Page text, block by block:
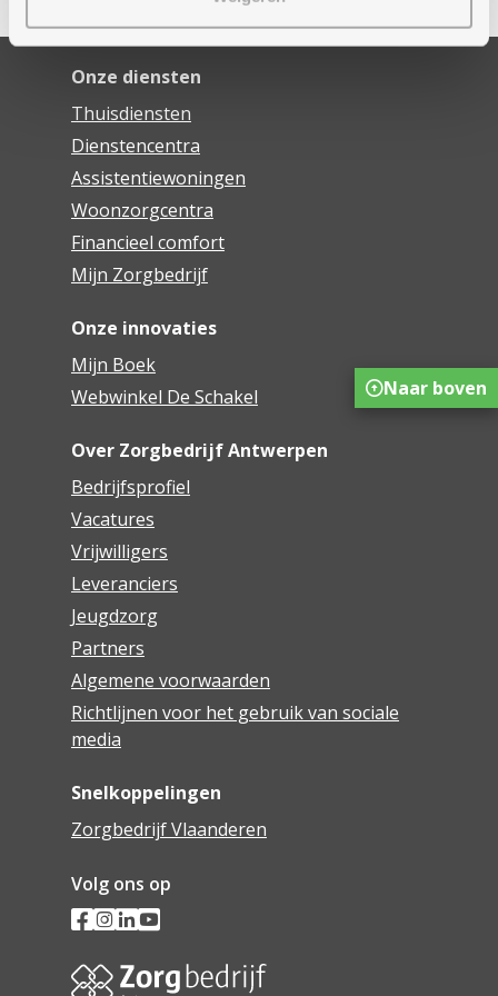
Onze diensten
Thuisdiensten
Dienstencentra
Assistentiewoningen
Woonzorgcentra
Financieel comfort
Mijn Zorgbedrijf
Onze innovaties
Mijn Boek
Webwinkel De Schakel
Over Zorgbedrijf Antwerpen
Bedrijfsprofiel
Vacatures
Vrijwilligers
Leveranciers
Jeugdzorg
Partners
Algemene voorwaarden
Richtlijnen voor het gebruik van sociale
media
Snelkoppelingen
Zorgbedrijf Vlaanderen
Volg ons op
Naar boven